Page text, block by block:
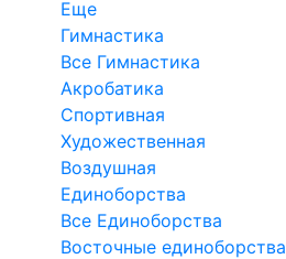
Еще
Гимнастика
Все Гимнастика
Акробатика
Спортивная
Художественная
Воздушная
Единоборства
Все Единоборства
Восточные единоборства